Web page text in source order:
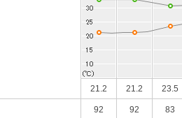
21.2 21.2 23.5
92 92 83